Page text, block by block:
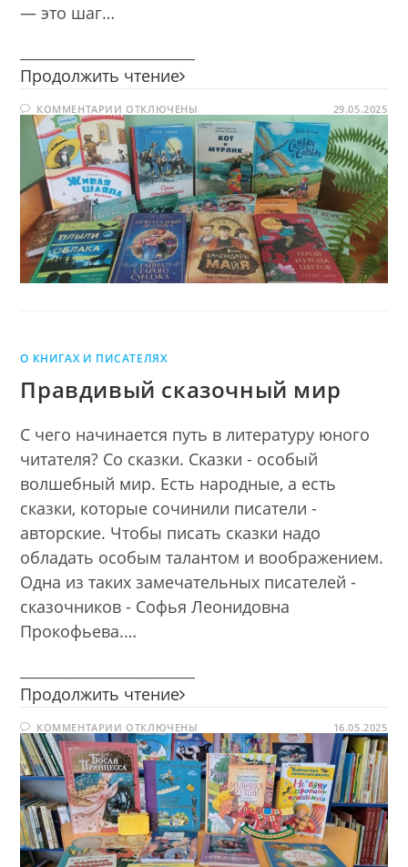
— это шаг…
Продолжить чтение Приключения
острове
Чтения
КОММЕНТАРИИ К
ЗАПИСИ
ПРИКЛЮЧЕНИЯ
НА
ОСТРОВЕ
ЧТЕНИЯ
ОТКЛЮЧЕНЫ 29.05.2025
О КНИГАХ И ПИСАТЕЛЯХ
Правдивый сказочный мир
С чего начинается путь в литературу юного
читателя? Со сказки. Сказки - особый
волшебный мир. Есть народные, а есть
сказки, которые сочинили писатели -
авторские. Чтобы писать сказки надо
обладать особым талантом и воображением.
Одна из таких замечательных писателей -
сказочников - Софья Леонидовна
Прокофьева.…
Продолжить чтение Правдивый
мир
КОММЕНТАРИИ К
ЗАПИСИ
ПРАВДИВЫЙ
СКАЗОЧНЫЙ
МИР
ОТКЛЮЧЕНЫ 16.05.2025